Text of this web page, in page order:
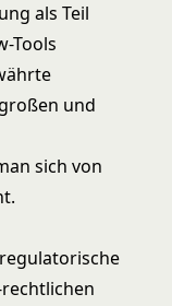
als Teil
Tools
und
sich von